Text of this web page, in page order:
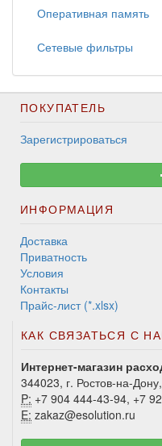
Оперативная память
Сетевые фильтры
ПОКУПАТЕЛЬ
Зарегистрироваться
ИНФОРМАЦИЯ
Доставка
Приватность
Условия
Контакты
Прайс-лист (*.xlsx)
КАК СВЯЗАТЬСЯ С
Интернет-магазин
344023, г. Ростов-на-
P: +7 904 444-43-94, +7
E: zakaz@esolution.ru